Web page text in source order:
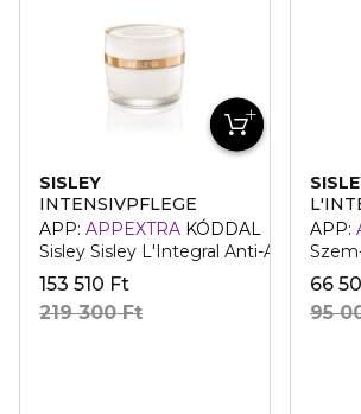
SISLEY
INTENSIVPFLEGE
APP: APPEXTRA KÓDDAL
Sisley Sisley L'Integral Anti-Age
153 510 Ft
219 300 Ft
APP:
66
95